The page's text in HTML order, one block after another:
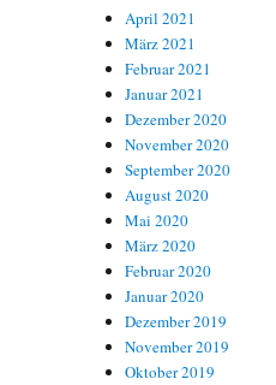
April 2021
März 2021
Februar 2021
Januar 2021
Dezember 2020
November 2020
September 2020
August 2020
Mai 2020
März 2020
Februar 2020
Januar 2020
Dezember 2019
November 2019
Oktober 2019